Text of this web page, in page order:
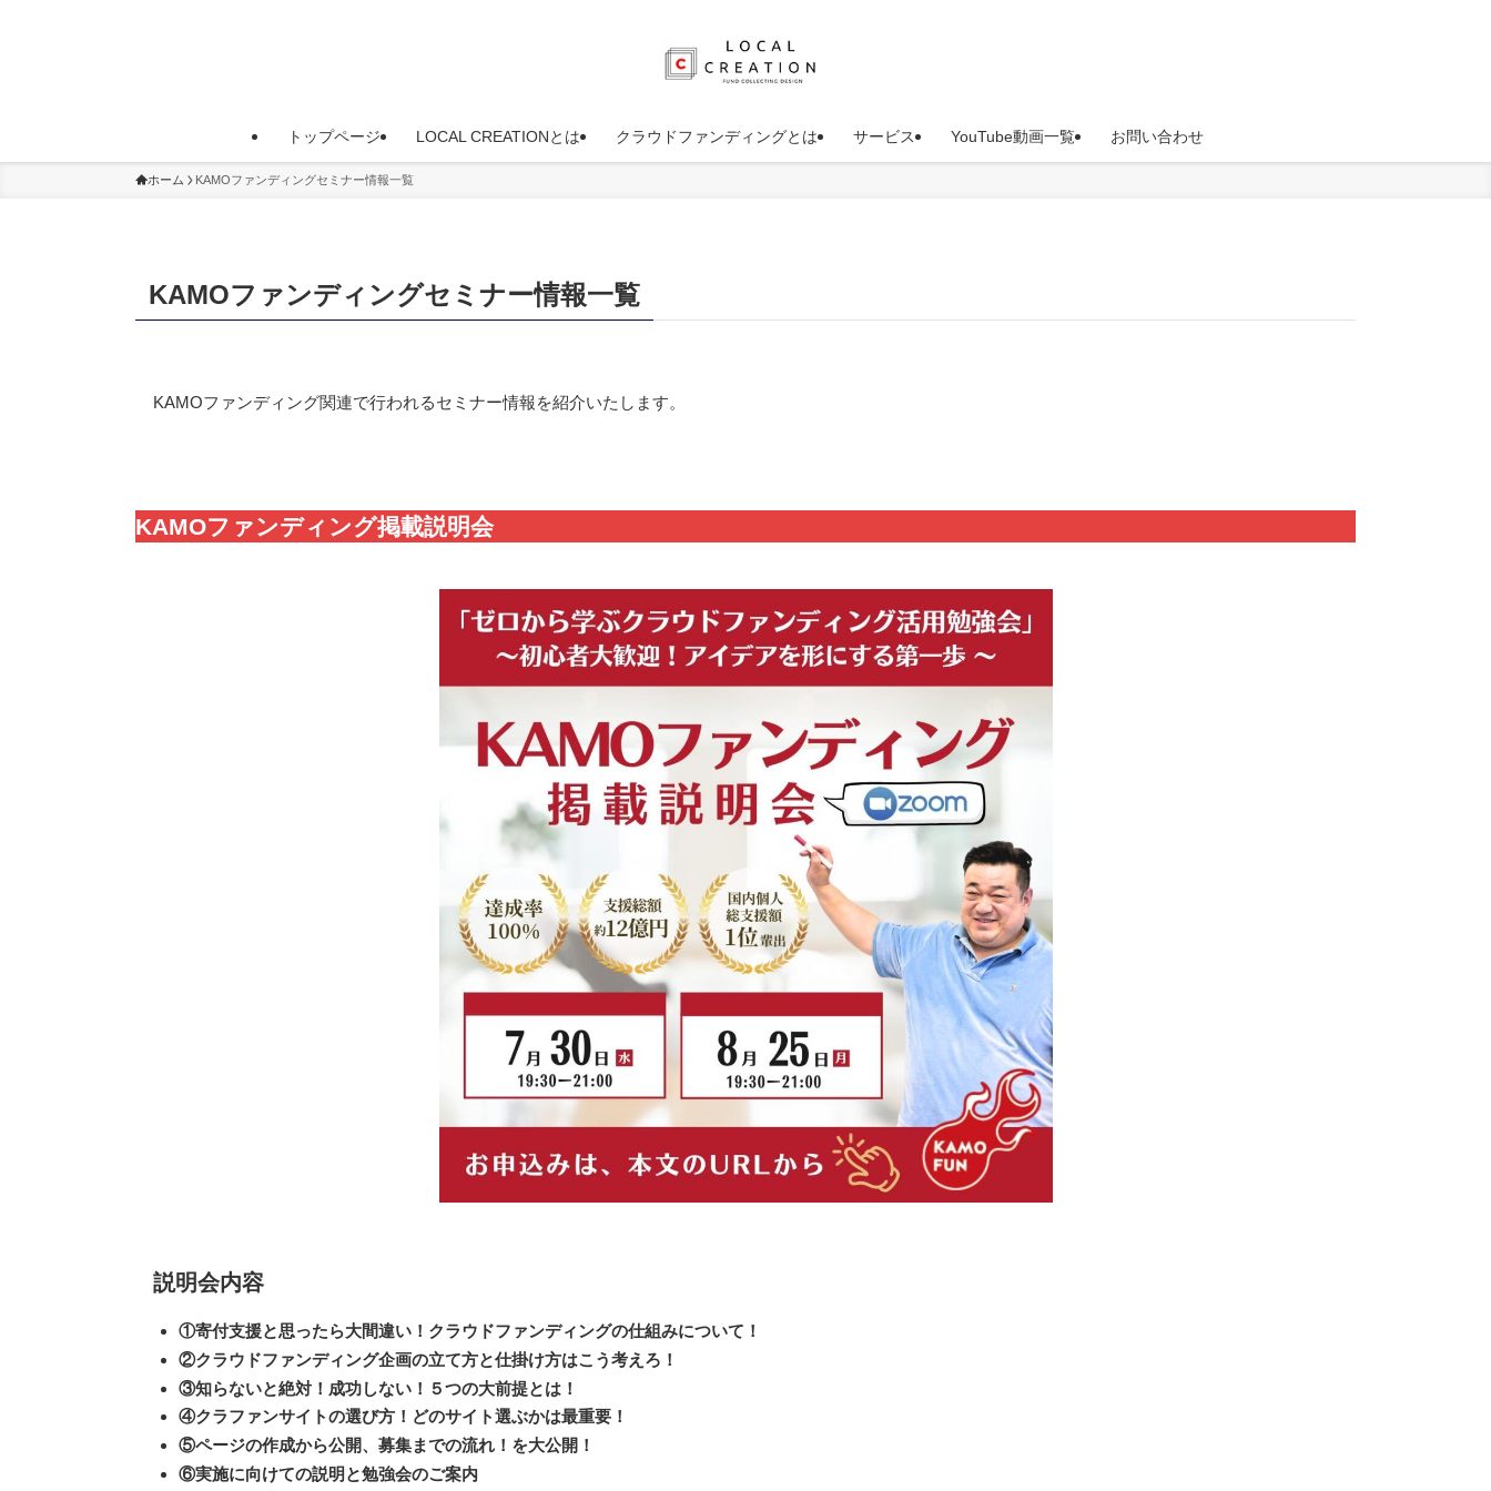
トップページ LOCAL CREATIONとは クラウドファンディングとは サービス YouTube動画一覧 お問い合わせ
ホーム KAMOファンディングセミナー情報一覧
KAMOファンディングセミナー情報一覧
KAMOファンディング関連で行われるセミナー情報を紹介いたします。
KAMOファンディング掲載説明会
説明会内容
①寄付支援と思ったら大間違い！クラウドファンディングの仕組みについて！
②クラウドファンディング企画の立て方と仕掛け方はこう考えろ！
③知らないと絶対！成功しない！５つの大前提とは！
④クラファンサイトの選び方！どのサイト選ぶかは最重要！
⑤ページの作成から公開、募集までの流れ！を大公開！
⑥実施に向けての説明と勉強会のご案内